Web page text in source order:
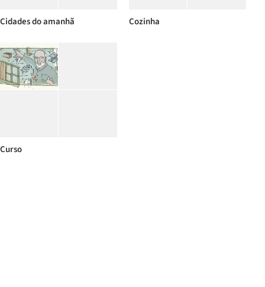
Cidades do amanhã Cozinha
Curso